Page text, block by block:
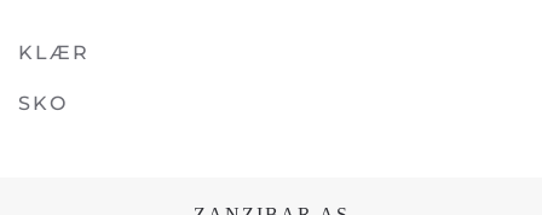
flere
Alternativene
KLÆR
SKO